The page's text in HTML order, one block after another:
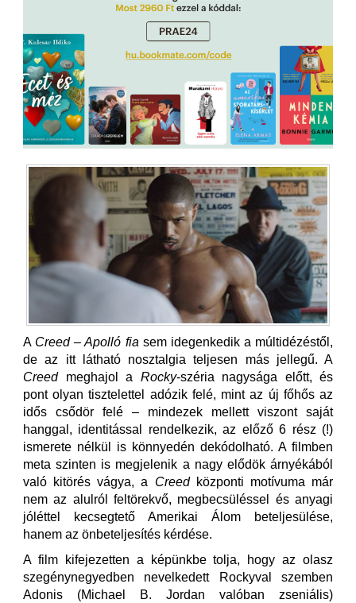
A Creed – Apolló fia sem idegenkedik a múltidézéstől,
de az itt látható nosztalgia teljesen más jellegű. A
Creedmeghajol a Rocky-széria nagysága előtt, és
pont olyan tisztelettel adózik felé, mint az új főhős az
idős csődör felé – mindezek mellett viszont saját
hanggal, identitással rendelkezik, az előző 6 rész (!)
ismerete nélkül is könnyedén dekódolható. A filmben
meta szinten is megjelenik a nagy elődök árnyékából
való kitörés vágya, a Creedközponti motívuma már
nem az alulról feltörekvő, megbecsüléssel és anyagi
jóléttel kecsegtető Amerikai Álom beteljesülése,
hanem az önbeteljesítés kérdése.
A film kifejezetten a képünkbe tolja, hogy az olasz
szegénynegyedben nevelkedett Rockyval szemben
Adonis (Michael B. Jordan valóban zseniális)